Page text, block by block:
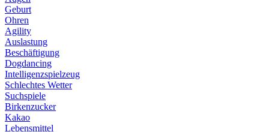
Geburt
Ohren
Agility
Auslastung
Beschäftigung
Dogdancing
Intelligenzspielzeug
Schlechtes Wetter
Suchspiele
Birkenzucker
Kakao
Lebensmittel